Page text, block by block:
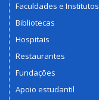
Faculdades e Institutos
Bibliotecas
Hospitais
Restaurantes
Fundações
Apoio estudantil